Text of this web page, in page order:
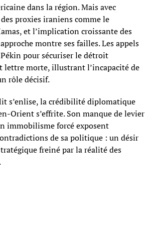
dans la région. Mais avec
proxies iraniens comme le
et l’implication croissante des
montre ses failles. Les appels
pour sécuriser le détroit
lettre morte, illustrant l’incapacité de
rôle décisif.
s’enlise, la crédibilité diplomatique
Orient s’effrite. Son manque de levier
immobilisme forcé exposent
de sa politique : un désir
freiné par la réalité des